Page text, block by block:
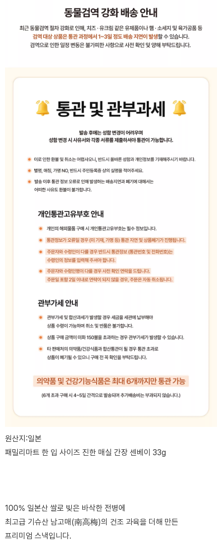
원산지:일본
패밀리마트 한 입 사이즈 진한 매실 간장 센베이 33g
100% 일본산 쌀로 빚은 바삭한 전병에
최고급 기슈산 남고매(南高梅)의 건조 과육을 더해 만든
프리미엄 스낵입니다.